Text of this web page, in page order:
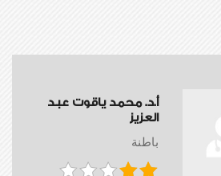
أ.د. محمد ياقوت عبد
العزيز
باطنة